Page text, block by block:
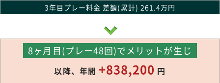
3年目プレー料金 差額(累計) 261.4万円
8ヶ月目(プレー48回)でメリットが生じ
以降、年間 +838,200 円